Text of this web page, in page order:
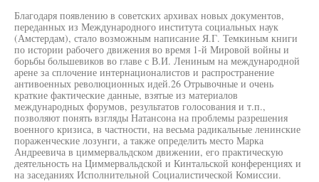
Благодаря появлению в советских архивах новых документов,
переданных из Международного института социальных наук
(Амстердам), стало возможным написание Я.Г. Темкиным книги
по истории рабочего движения во время 1-й Мировой войны и
борьбы большевиков во главе с В.И. Лениным на международной
арене за сплочение интернационалистов и распространение
антивоенных революционных идей.26 Отрывочные и очень
краткие фактические данные, взятые из материалов
международных форумов, результатов голосования и т.п.,
позволяют понять взгляды Натансона на проблемы разрешения
военного кризиса, в частности, на весьма радикальные ленинские
пораженческие лозунги, а также определить место Марка
Андреевича в циммервальдском движении, его практическую
деятельность на Циммервальдской и Кинтальской конференциях и
на заседаниях Исполнительной Социалистической Комиссии.